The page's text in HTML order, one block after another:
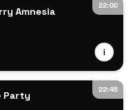
22:00
Amnesia
i
22:45
Party